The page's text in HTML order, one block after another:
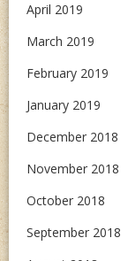
April 2019
March 2019
February 2019
January 2019
December 2018
November 2018
October 2018
September 2018